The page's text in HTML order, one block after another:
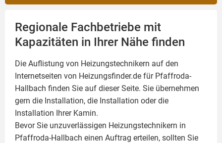
Regionale Fachbetriebe mit
Kapazitäten in Ihrer Nähe finden
Die Auflistung von Heizungstechnikern auf den
Internetseiten von Heizungsfinder.de für Pfaffroda-
Hallbach finden Sie auf dieser Seite. Sie übernehmen
gern die Installation, die Installation oder die
Installation Ihrer Kamin.
Bevor Sie unzuverlässigen Heizungstechnikern in
Pfaffroda-Hallbach einen Auftrag erteilen, sollten Sie